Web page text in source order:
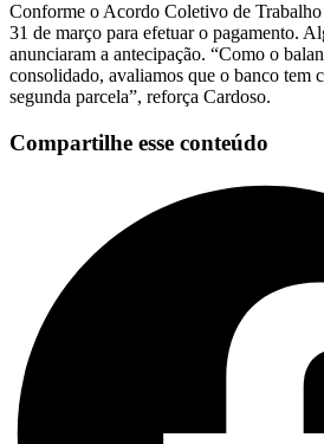
Conforme o Acordo Coletivo de
31 de março para efetuar o pagamento.
anunciaram a antecipação. “Como o
consolidado, avaliamos que o banco tem
segunda parcela”, reforça Cardoso.
Compartilhe esse conteúdo